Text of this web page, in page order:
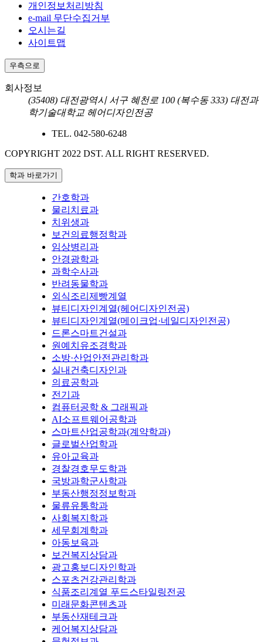
개인정보처리방침
e-mail 무단수집거부
오시는길
사이트맵
우측으로
회사정보
(35408) 대전광역시 서구 혜천로 100 (복수동 333) 대전과
학기술대학교 헤어디자인전공
TEL. 042-580-6248
COPYRIGHT 2022 DST. ALL RIGHT RESERVED.
학과 바로가기
간호학과
물리치료과
치위생과
보건의료행정학과
임상병리과
안경광학과
과학수사과
반려동물학과
외식조리제빵계열
뷰티디자인계열(헤어디자인전공)
뷰티디자인계열(메이크업·네일디자인전공)
드론스마트건설과
원예치유조경학과
소방·산업안전관리학과
실내건축디자인과
의료공학과
전기과
컴퓨터공학 & 그래픽과
AI소프트웨어공학과
스마트산업공학과(계약학과)
글로벌산업학과
유아교육과
경찰경호무도학과
국방과학군사학과
부동산행정정보학과
물류유통학과
사회복지학과
세무회계학과
아동보육과
보건복지상담과
광고홍보디자인학과
스포츠건강관리학과
식품조리계열 푸드스타일링전공
미래문화콘텐츠과
부동산재테크과
케어복지상담과